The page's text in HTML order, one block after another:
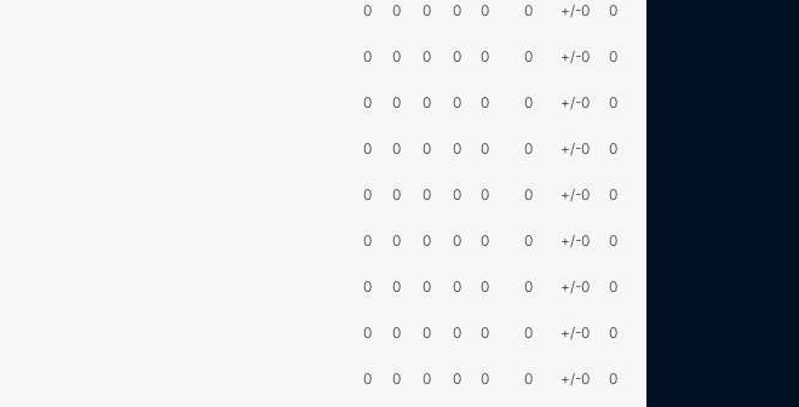
0 0 0 0 0 0 +/-0 0
0 0 0 0 0 0 +/-0 0
0 0 0 0 0 0 +/-0 0
0 0 0 0 0 0 +/-0 0
0 0 0 0 0 0 +/-0 0
0 0 0 0 0 0 +/-0 0
0 0 0 0 0 0 +/-0 0
0 0 0 0 0 0 +/-0 0
0 0 0 0 0 0 +/-0 0